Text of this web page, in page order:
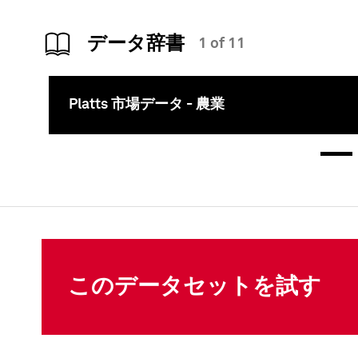
データ辞書 1 of 11
Platts 市場データ - 農業
このデータセットを試す